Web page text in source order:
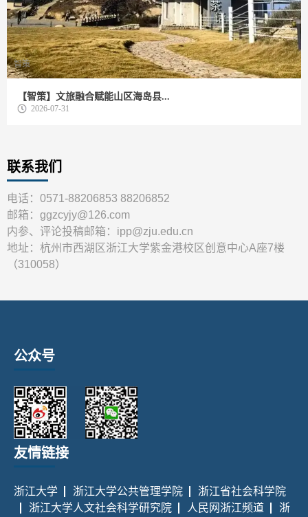
智策
【智策】文旅融合赋能山区海岛县...
2026-07-31
联系我们
电话：0571-88206853 88206852
邮箱：ggzcyjy@126.com
内参、评论投稿邮箱：ipp@zju.edu.cn
地址：杭州市西湖区浙江大学紫金港校区创意中心A座7楼
（310058）
公众号
友情链接
浙江大学 浙江大学公共管理学院
浙江省社会科学院
浙江大学人文社会科学研究院
人民网浙江频道 浙